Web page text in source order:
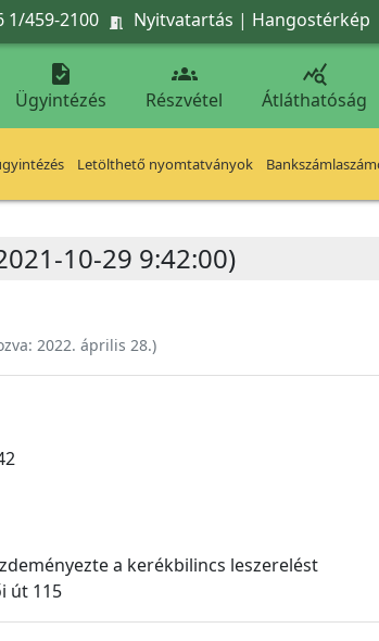
1/459-2100  Nyitvatartás | Hangostérkép

Ügyintézés

Részvétel

Átláthatóság
Letölthető nyomtatványok
10-29 9:42:00)
2022. április 28.)
a kerékbilincs leszerelést
út 115